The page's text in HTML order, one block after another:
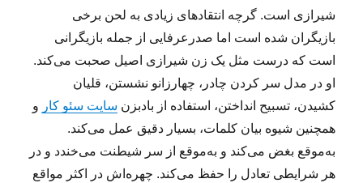
شیرازی است. گرچه انتقادهای زیادی به لحن برخی
بازیگران شده است اما صدرعرفایی از جمله بازیگرانی
است که درست مثل یک زن شیرازی اصیل صحبت می‌کند.
او در مدل سر کردن چادر، چهارزانو نشستن، قلیان
کشیدن، تسبیح انداختن، استفاده از بادبزن سایت سئو کار و
همچنین شیوه بیان کلمات، بسیار دقیق عمل می‌کند.
به‌موقع بغض می‌کند و به‌موقع از سر شیطنت می‌خندد و در
هر شرایطی تعادل را حفظ می‌کند. چهره‌اش در اکثر مواقع